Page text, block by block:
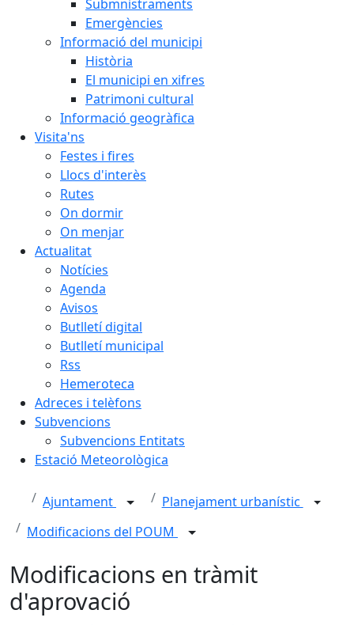
Submnistraments
Emergències
Informació del municipi
Història
El municipi en xifres
Patrimoni cultural
Informació geogràfica
Visita'ns
Festes i fires
Llocs d'interès
Rutes
On dormir
On menjar
Actualitat
Notícies
Agenda
Avisos
Butlletí digital
Butlletí municipal
Rss
Hemeroteca
Adreces i telèfons
Subvencions
Subvencions Entitats
Estació Meteorològica
Ajuntament
Planejament urbanístic
Modificacions del POUM
Modificacions en tràmit
d'aprovació